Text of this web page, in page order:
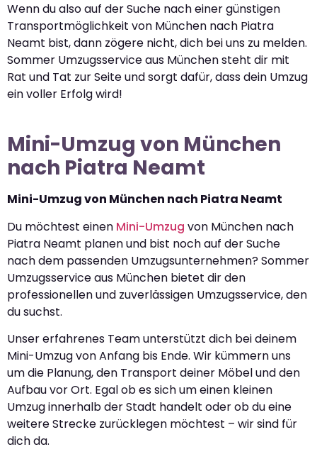
Wenn du also auf der Suche nach einer günstigen
Transportmöglichkeit von München nach Piatra
Neamt bist, dann zögere nicht, dich bei uns zu melden.
Sommer Umzugsservice aus München steht dir mit
Rat und Tat zur Seite und sorgt dafür, dass dein Umzug
ein voller Erfolg wird!
Mini-Umzug von München
nach Piatra Neamt
Mini-Umzug von München nach Piatra Neamt
Du möchtest einen Mini-Umzug von München nach
Piatra Neamt planen und bist noch auf der Suche
nach dem passenden Umzugsunternehmen? Sommer
Umzugsservice aus München bietet dir den
professionellen und zuverlässigen Umzugsservice, den
du suchst.
Unser erfahrenes Team unterstützt dich bei deinem
Mini-Umzug von Anfang bis Ende. Wir kümmern uns
um die Planung, den Transport deiner Möbel und den
Aufbau vor Ort. Egal ob es sich um einen kleinen
Umzug innerhalb der Stadt handelt oder ob du eine
weitere Strecke zurücklegen möchtest – wir sind für
dich da.